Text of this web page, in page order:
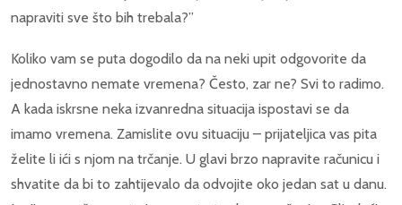
napraviti sve što bih trebala?”
Koliko vam se puta dogodilo da na neki upit odgovorite da
jednostavno nemate vremena? Često, zar ne? Svi to radimo.
A kada iskrsne neka izvanredna situacija ispostavi se da
imamo vremena. Zamislite ovu situaciju – prijateljica vas pita
želite li ići s njom na trčanje. U glavi brzo napravite računicu i
shvatite da bi to zahtijevalo da odvojite oko jedan sat u danu.